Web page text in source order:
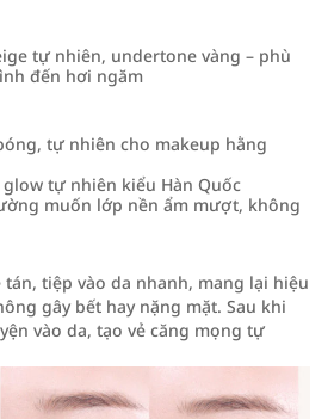
tự nhiên, undertone vàng – phù
đến hơi ngăm
tự nhiên cho makeup hằng
tự nhiên kiểu Hàn Quốc
muốn lớp nền ẩm mượt, không
tán, tiệp vào da nhanh, mang lại hiệu
gây bết hay nặng mặt. Sau khi
vào da, tạo vẻ căng mọng tự